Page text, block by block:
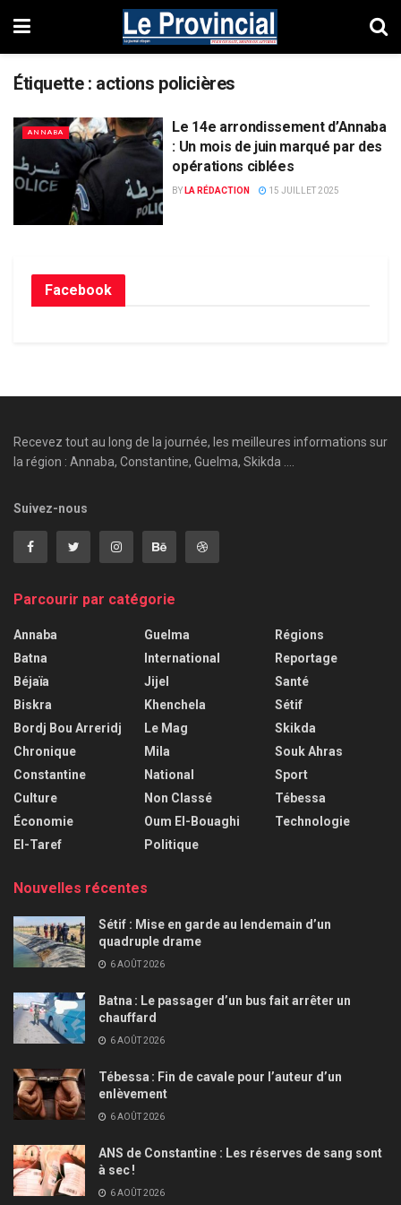
Étiquette : actions policières
ANNABA
Le 14e arrondissement d’Annaba
: Un mois de juin marqué par des
opérations ciblées
BY LA RÉDACTION 15 JUILLET 2025
Facebook
Recevez tout au long de la journée, les meilleures informations sur
la région : Annaba, Constantine, Guelma, Skikda ....
Suivez-nous
Parcourir par catégorie
Annaba
Batna
Béjaïa
Biskra
Bordj Bou Arreridj
Chronique
Constantine
Culture
Économie
El-Taref
Guelma
International
Jijel
Khenchela
Le Mag
Mila
National
Non Classé
Oum El-Bouaghi
Politique
Régions
Reportage
Santé
Sétif
Skikda
Souk Ahras
Sport
Tébessa
Technologie
Nouvelles récentes
Sétif : Mise en garde au lendemain d’un
quadruple drame
6 AOÛT 2026
Batna : Le passager d’un bus fait arrêter un
chauffard
6 AOÛT 2026
Tébessa : Fin de cavale pour l’auteur d’un
enlèvement
6 AOÛT 2026
ANS de Constantine : Les réserves de sang sont
à sec !
6 AOÛT 2026